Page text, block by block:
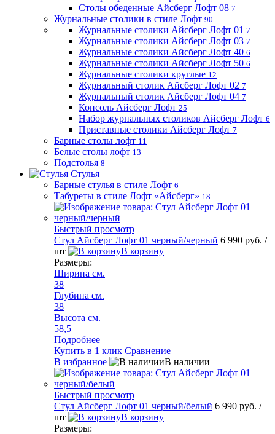
Столы обеденные Айсберг Лофт 08 7
Журнальные столики в стиле Лофт 90
Журнальные столики Айсберг Лофт 01 7
Журнальные столики Айсберг Лофт 03 7
Журнальные столики Айсберг Лофт 40 6
Журнальные столики Айсберг Лофт 50 6
Журнальные столики круглые 12
Журнальный столик Айсберг Лофт 02 7
Журнальный столик Айсберг Лофт 04 7
Консоль Айсберг Лофт 25
Набор журнальных столиков Айсберг Лофт 6
Приставные столики Айсберг Лофт 7
Барные столы лофт 11
Белые столы лофт 13
Подстолья 8
Стулья
Барные стулья в стиле Лофт 6
Табуреты в стиле Лофт «Айсберг» 18
Быстрый просмотр
Стул Айсберг Лофт 01 черный/черный 6 990 руб. /
шт
В корзину
Размеры:
Ширина см.
38
Глубина см.
38
Высота см.
58,5
Подробнее
Купить в 1 клик Сравнение
В избранное
В наличии
Быстрый просмотр
Стул Айсберг Лофт 01 черный/белый 6 990 руб. /
шт
В корзину
Размеры: